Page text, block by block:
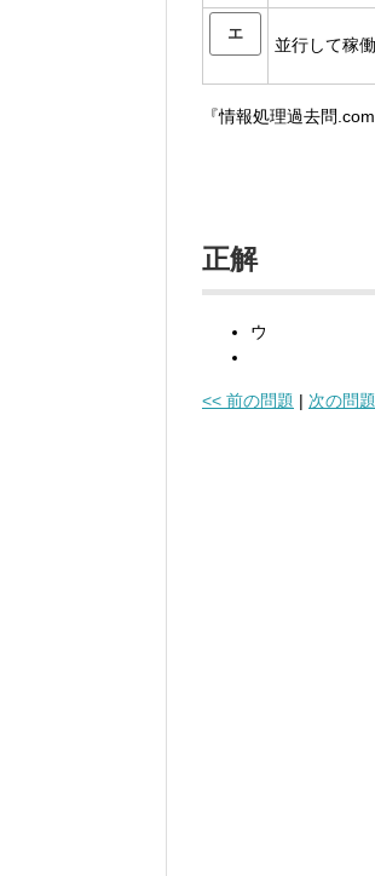
エ
並行して稼
『情報処理過去問
正解
ウ
<< 前の問題 | 次の問